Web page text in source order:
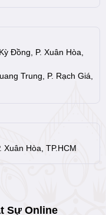
Đồng, P. Xuân Hòa,
Trung, P. Rạch Giá,
Xuân Hòa, TP.HCM
Sự Online